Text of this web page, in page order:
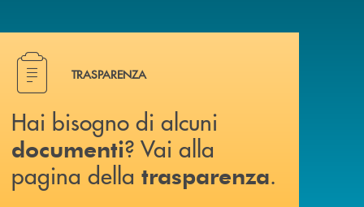
Hai bisogno di alcuni documenti ? Vai alla pagina della
TRASPARENZA
Hai bisogno di alcuni
documenti? Vai alla
pagina della trasparenza.